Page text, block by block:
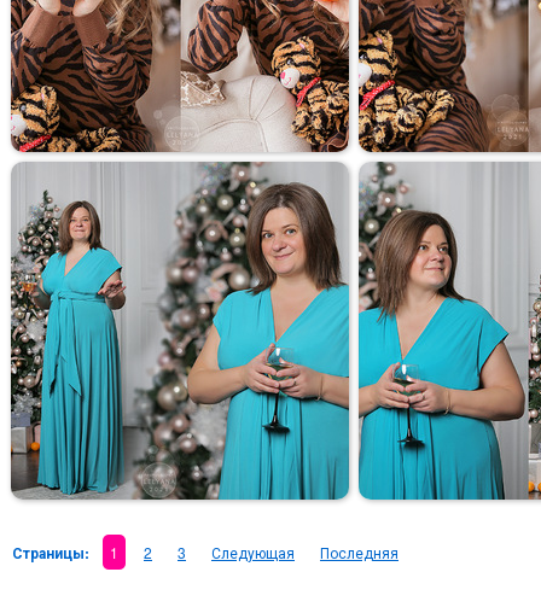
Страницы: 1 2 3 Следующая Последняя